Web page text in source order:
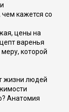
кажется со
цены на
варенья
которой
жизни людей
Анатомия